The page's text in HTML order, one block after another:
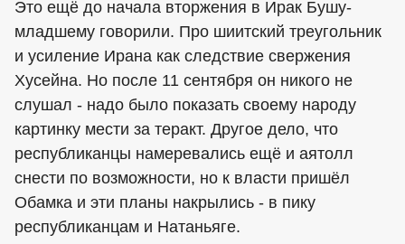
Это ещё до начала вторжения в Ирак Бушу-
младшему говорили. Про шиитский треугольник
и усиление Ирана как следствие свержения
Хусейна. Но после 11 сентября он никого не
слушал - надо было показать своему народу
картинку мести за теракт. Другое дело, что
республиканцы намеревались ещё и аятолл
снести по возможности, но к власти пришёл
Обамка и эти планы накрылись - в пику
республиканцам и Натаньяге.